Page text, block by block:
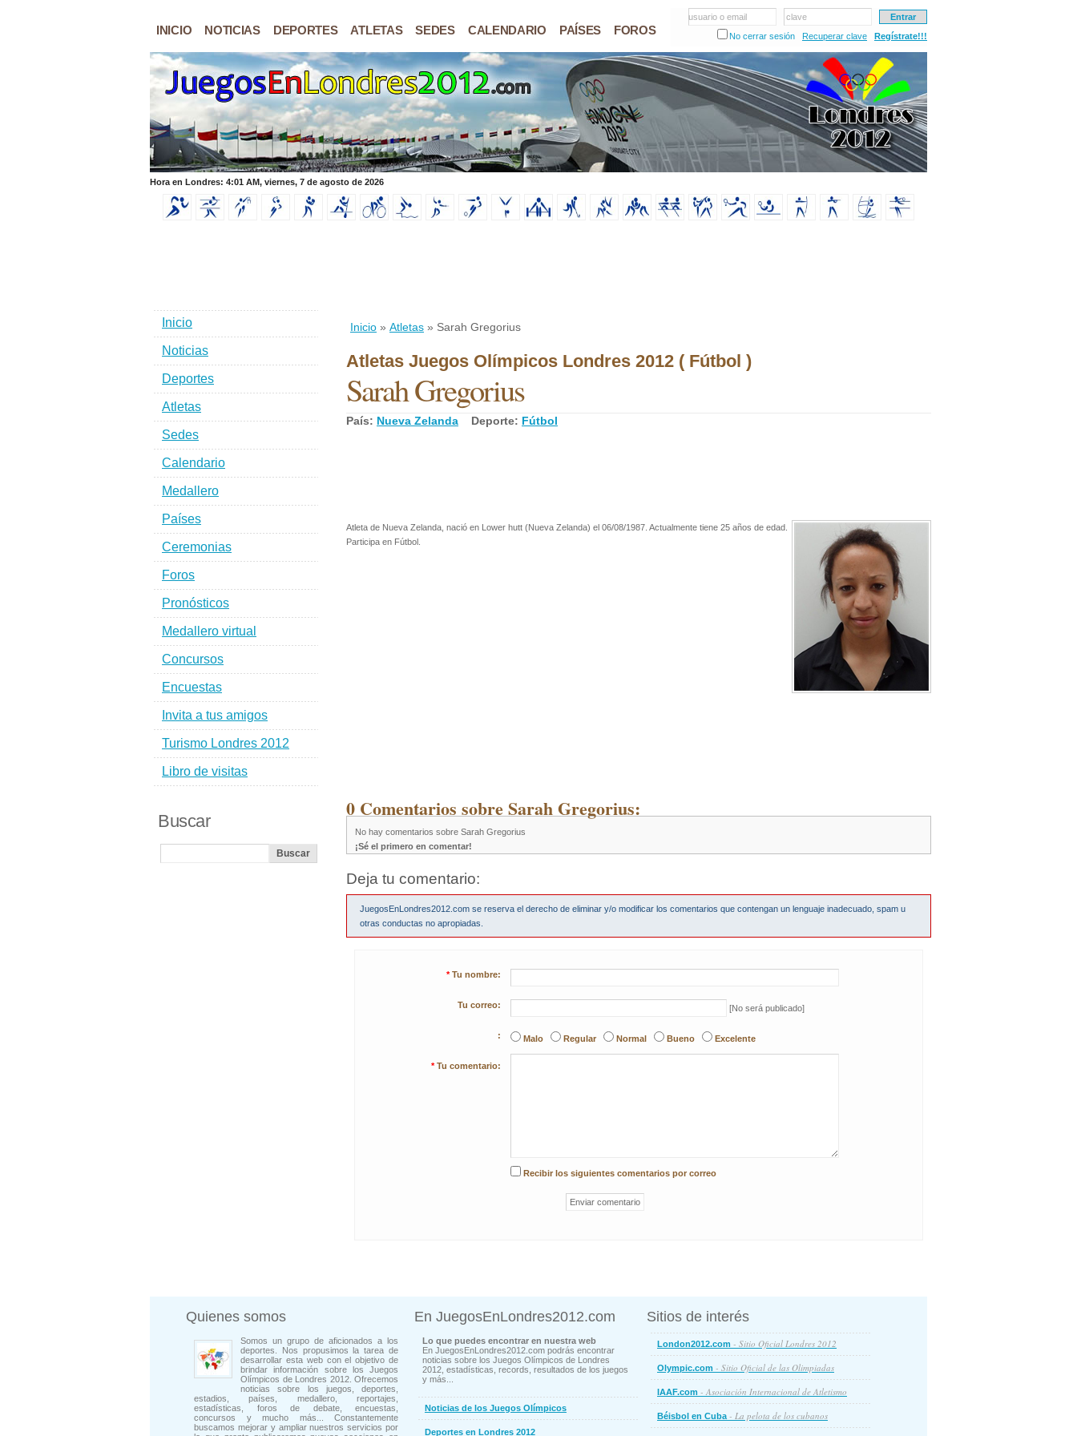
INICIO NOTICIAS DEPORTES ATLETAS SEDES CALENDARIO PAÍSES FOROS
usuario o email
clave
No cerrar sesión
Recuperar clave Regístrate!!!
Hora en Londres: 4:01 AM, viernes, 7 de agosto de 2026
Inicio » Atletas » Sarah Gregorius
Atletas Juegos Olímpicos Londres 2012 ( Fútbol )
Sarah Gregorius
País: Nueva Zelanda Deporte: Fútbol
Atleta de Nueva Zelanda, nació en Lower hutt (Nueva Zelanda) el 06/08/1987. Actualmente tiene 25 años de edad.
Participa en Fútbol.
0 Comentarios sobre Sarah Gregorius:
No hay comentarios sobre Sarah Gregorius
¡Sé el primero en comentar!
Deja tu comentario:
JuegosEnLondres2012.com se reserva el derecho de eliminar y/o modificar los comentarios que contengan un lenguaje inadecuado, spam u
otras conductas no apropiadas.
* Tu nombre:
Tu correo: [No será publicado]
: Malo Regular Normal Bueno Excelente
* Tu comentario:
Recibir los siguientes comentarios por correo
Inicio
Noticias
Deportes
Atletas
Sedes
Calendario
Medallero
Países
Ceremonias
Foros
Pronósticos
Medallero virtual
Concursos
Encuestas
Invita a tus amigos
Turismo Londres 2012
Libro de visitas
Buscar
Quienes somos
Somos un grupo de aficionados a los
deportes. Nos propusimos la tarea de
desarrollar esta web con el objetivo de
brindar información sobre los Juegos
Olímpicos de Londres 2012. Ofrecemos
noticias sobre los juegos, deportes,
estadios, países, medallero, reportajes,
estadísticas, foros de debate, encuestas,
concursos y mucho más... Constantemente
buscamos mejorar y ampliar nuestros servicios por
En JuegosEnLondres2012.com
Lo que puedes encontrar en nuestra web
En JuegosEnLondres2012.com podrás encontrar
noticias sobre los Juegos Olímpicos de Londres
2012, estadísticas, records, resultados de los juegos
y más...
Noticias de los Juegos Olímpicos
Deportes en Londres 2012
Sitios de interés
London2012.com - Sitio Oficial Londres 2012
Olympic.com - Sitio Oficial de las Olimpiadas
IAAF.com - Asociación Internacional de Atletismo
Béisbol en Cuba- La pelota de los cubanos